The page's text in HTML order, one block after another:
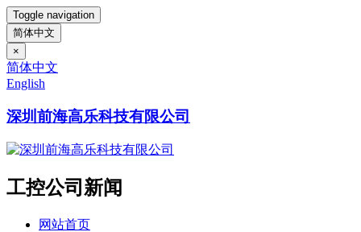
Toggle navigation
简体中文
×
简体中文
English
深圳前海高乐科技有限公司
工控公司新闻
网站首页